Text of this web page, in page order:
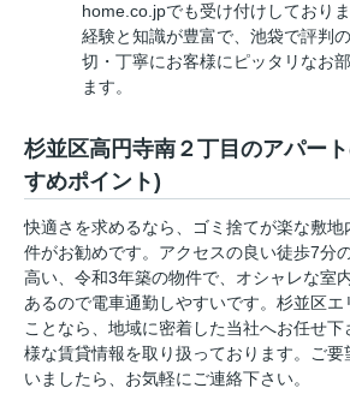
home.co.jpでも受け付けしておりま
経験と知識が豊富で、池袋で評判
切・丁寧にお客様にピッタリなお
ます。
杉並区高円寺南２丁目のアパー
すめポイント)
快適さを求めるなら、ゴミ捨てが楽な敷
件がお勧めです。アクセスの良い徒歩7分
高い、令和3年築の物件で、オシャレな室
あるので電車通勤しやすいです。杉並区
ことなら、地域に密着した当社へお任せ
様な賃貸情報を取り扱っております。ご
いましたら、お気軽にご連絡下さい。